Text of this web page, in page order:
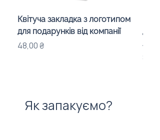
Квітуча закладка з логотипом
для подарунків від компанії
Ціна
48,00 ₴
для
Ціна
Як запакуємо?